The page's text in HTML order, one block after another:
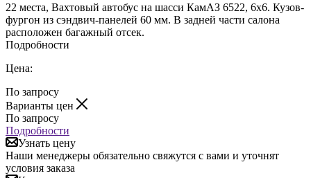
22 места, Вахтовый автобус на шасси КамАЗ 6522, 6х6. Кузов-
фургон из сэндвич-панелей 60 мм. В задней части салона
расположен багажный отсек.
Подробности
Цена:
По запросу
Варианты цен
По запросу
Подробности
Узнать цену
Наши менеджеры обязательно свяжутся с вами и уточнят
условия заказа